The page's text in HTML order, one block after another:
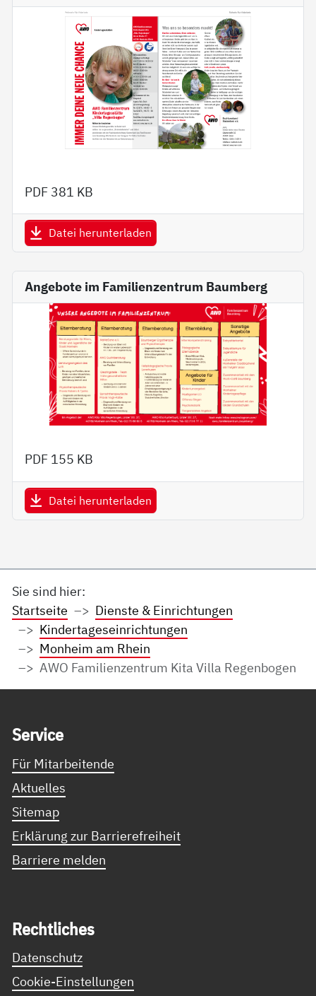
PDF 381 KB
Datei herunterladen
Angebote im Familienzentrum Baumberg
PDF 155 KB
Datei herunterladen
Sie sind hier:
Startseite
Dienste & Einrichtungen
Kindertageseinrichtungen
Monheim am Rhein
AWO Familienzentrum Kita Villa Regenbogen
Ser­vice
Für Mitarbeitende
Aktuelles
Sitemap
Erklärung zur Barrierefreiheit
Barriere melden
Recht­li­ches
Datenschutz
Cookie-Einstellungen